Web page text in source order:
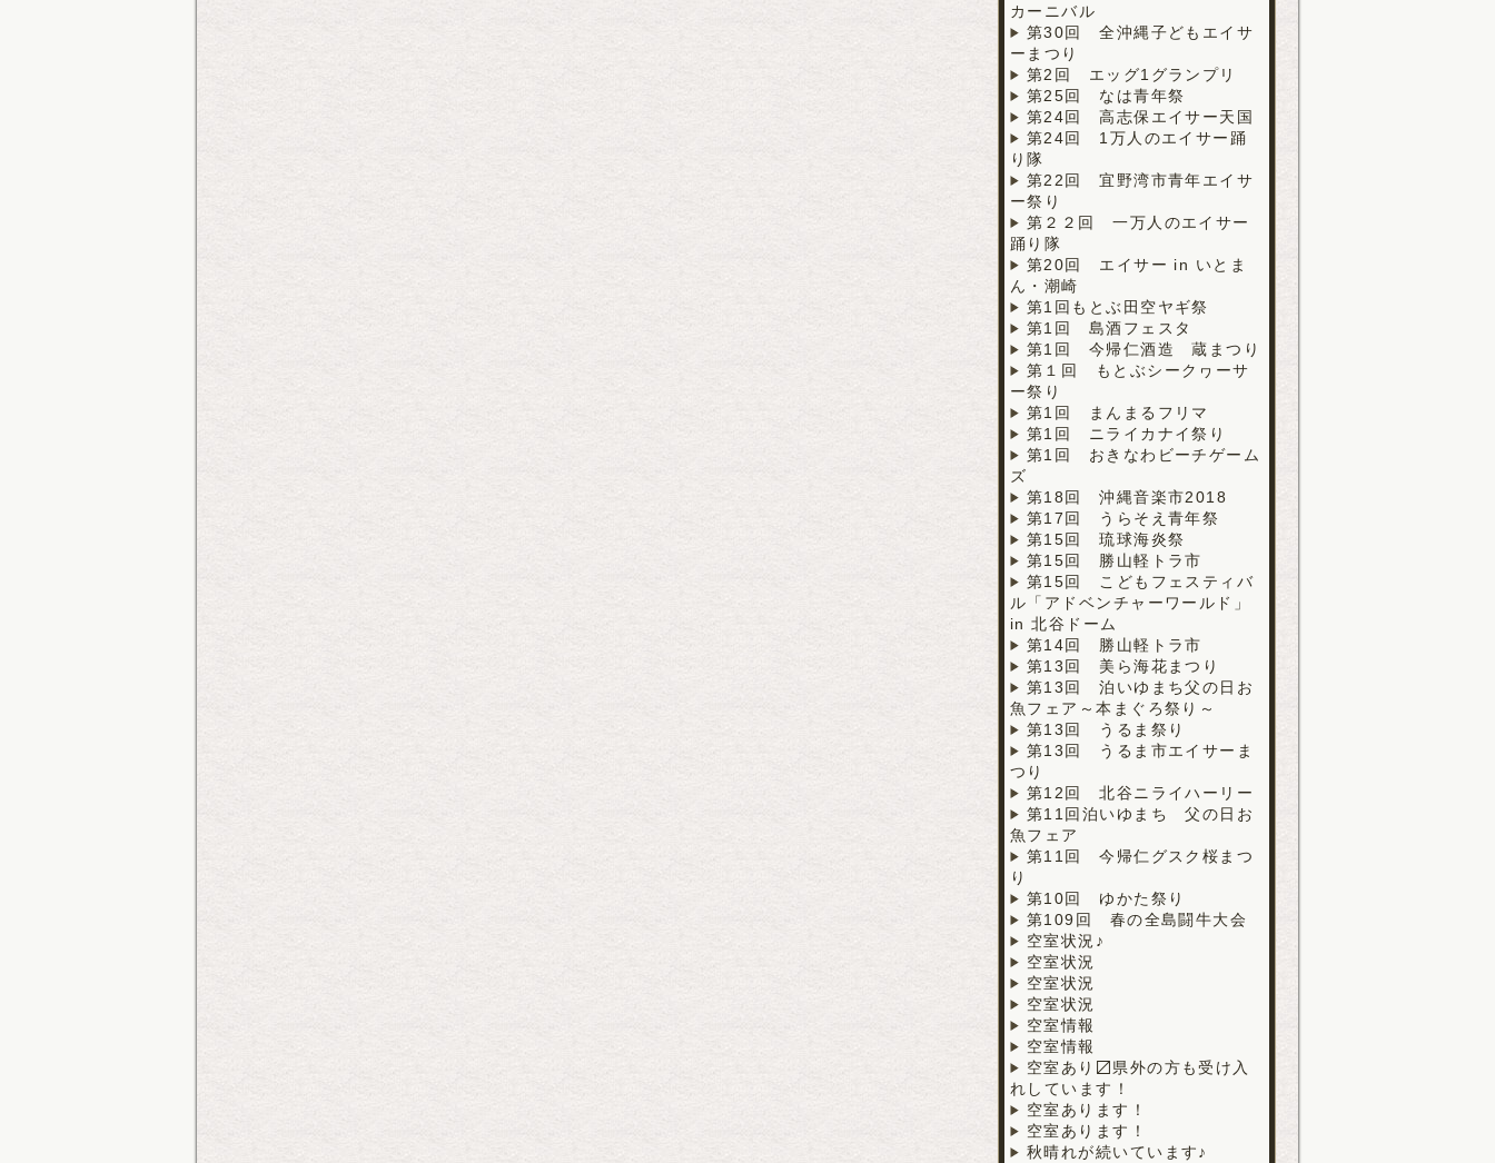
カーニバル
第30回 全沖縄子どもエイサ
ーまつり
第2回 エッグ1グランプリ
第25回 なは青年祭
第24回 高志保エイサー天国
第24回 1万人のエイサー踊
り隊
第22回 宜野湾市青年エイサ
ー祭り
第２２回 一万人のエイサー
踊り隊
第20回 エイサー in いとま
ん・潮崎
第1回もとぶ田空ヤギ祭
第1回 島酒フェスタ
第1回 今帰仁酒造 蔵まつり
第１回 もとぶシークヮーサ
ー祭り
第1回 まんまるフリマ
第1回 ニライカナイ祭り
第1回 おきなわビーチゲーム
ズ
第18回 沖縄音楽市2018
第17回 うらそえ青年祭
第15回 琉球海炎祭
第15回 勝山軽トラ市
第15回 こどもフェスティバ
ル「アドベンチャーワールド」
in 北谷ドーム
第14回 勝山軽トラ市
第13回 美ら海花まつり
第13回 泊いゆまち父の日お
魚フェア～本まぐろ祭り～
第13回 うるま祭り
第13回 うるま市エイサーま
つり
第12回 北谷ニライハーリー
第11回泊いゆまち 父の日お
魚フェア
第11回 今帰仁グスク桜まつ
り
第10回 ゆかた祭り
第109回 春の全島闘牛大会
空室状況♪
空室状況
空室状況
空室状況
空室情報
空室情報
空室あり〼県外の方も受け入
れしています！
空室あります！
空室あります！
秋晴れが続いています♪